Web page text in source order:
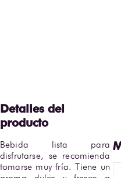
Bebida lista para
disfrutarse, se recomienda
tomarse muy fría. Tiene un